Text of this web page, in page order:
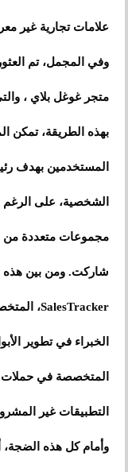
علامات تجارية غير
متجر غوغل بلاي ،
بهذه الطريقة، تمكن
المستخدمين بهدف
مجموعات متعددة من
شاركت. ومن بين هذه
التطبيقات غير
وأمام كل هذه الضجة،